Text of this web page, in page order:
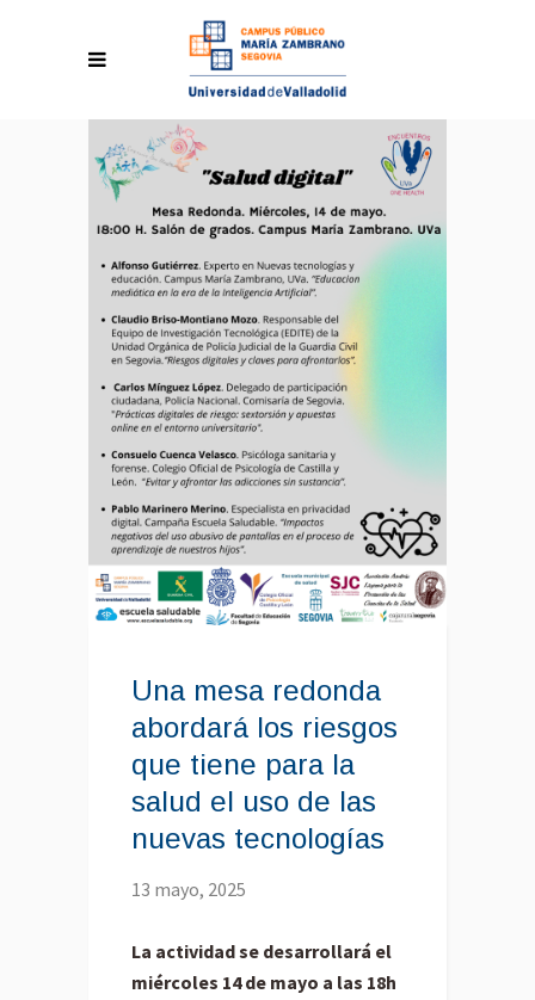
Una mesa redonda
abordará los riesgos
que tiene para la
salud el uso de las
nuevas tecnologías
13 mayo, 2025
La actividad se desarrollará el
miércoles 14 de mayo a las 18h